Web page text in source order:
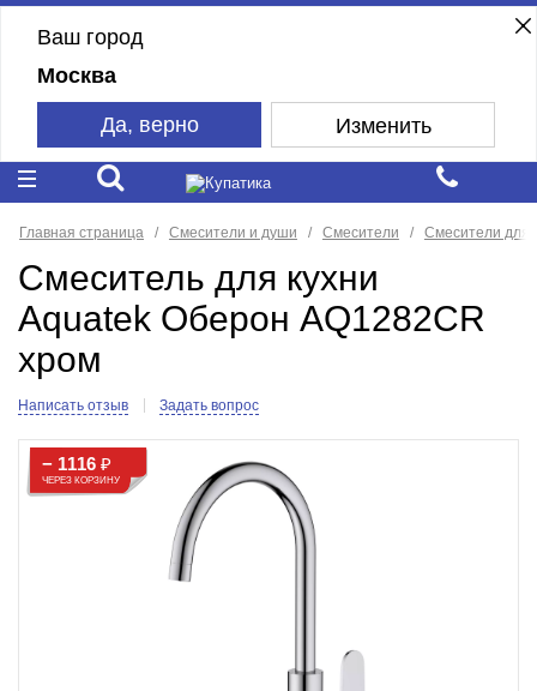
Ваш город
Москва
Да, верно Изменить
Главная страница Смесители и души Смесители Смесители для
Смеситель для кухни
Aquatek Оберон AQ1282CR
хром
Написать отзыв Задать вопрос
− 1116₽
ЧЕРЕЗ КОРЗИНУ